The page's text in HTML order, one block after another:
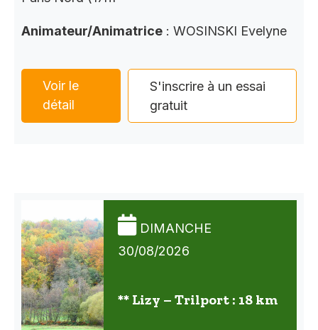
Animateur/Animatrice : WOSINSKI Evelyne
Voir le
détail
S'inscrire à un essai
gratuit
DIMANCHE
30/08/2026
** Lizy – Trilport : 18 km